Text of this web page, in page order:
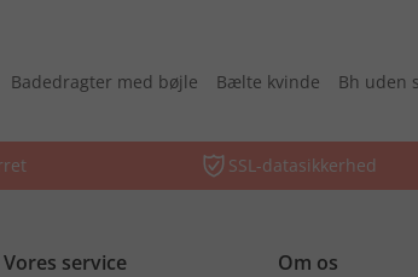
Badedragter med bøjle Bælte kvinde Bh uden
SSL-datasikkerhed
Vores service Om os